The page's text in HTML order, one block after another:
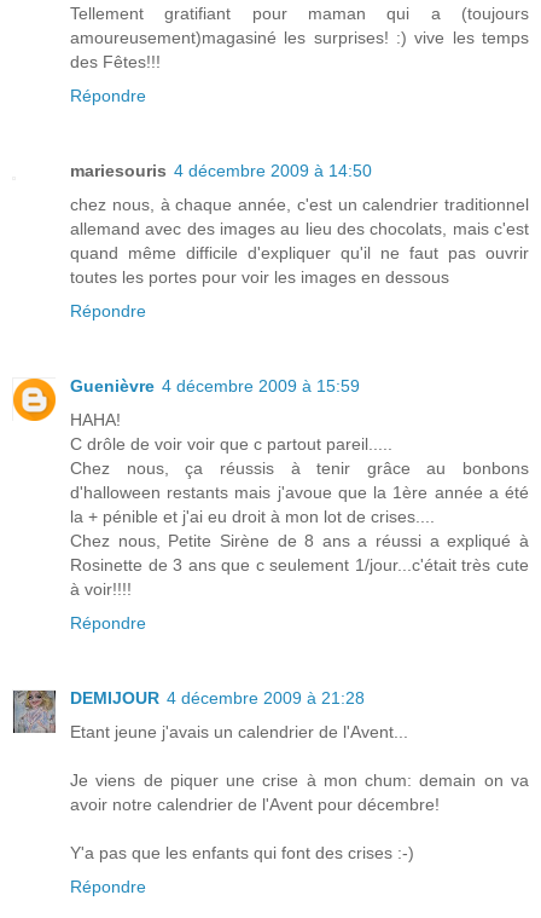
Tellement gratifiant pour maman qui a (toujours
amoureusement)magasiné les surprises! :) vive les temps
des Fêtes!!!
Répondre
mariesouris 4 décembre 2009 à 14:50
chez nous, à chaque année, c'est un calendrier traditionnel
allemand avec des images au lieu des chocolats, mais c'est
quand même difficile d'expliquer qu'il ne faut pas ouvrir
toutes les portes pour voir les images en dessous
Répondre
Guenièvre 4 décembre 2009 à 15:59
HAHA!
C drôle de voir voir que c partout pareil.....
Chez nous, ça réussis à tenir grâce au bonbons
d'halloween restants mais j'avoue que la 1ère année a été
la + pénible et j'ai eu droit à mon lot de crises....
Chez nous, Petite Sirène de 8 ans a réussi a expliqué à
Rosinette de 3 ans que c seulement 1/jour...c'était très cute
à voir!!!!
Répondre
DEMIJOUR 4 décembre 2009 à 21:28
Etant jeune j'avais un calendrier de l'Avent...
Je viens de piquer une crise à mon chum: demain on va
avoir notre calendrier de l'Avent pour décembre!
Y'a pas que les enfants qui font des crises :-)
Répondre